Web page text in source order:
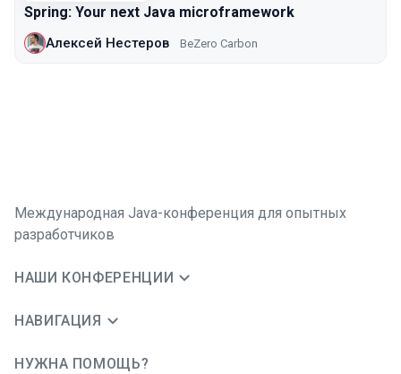
Spring: Your next Java microframework
Алексей Нестеров BeZero Carbon
Международная Java-конференция для опытных
разработчиков
НАШИ КОНФЕРЕНЦИИ
НАВИГАЦИЯ
НУЖНА ПОМОЩЬ?